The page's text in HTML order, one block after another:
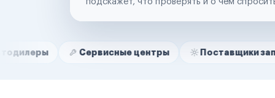
Нам доверяют
Сервисные центры Поставщики запчастей
Маркетплейсы